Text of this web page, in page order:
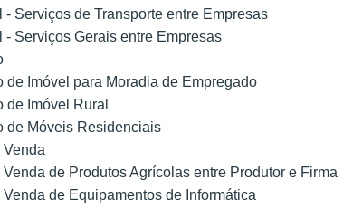
- Serviços de Transporte entre Empresas
- Serviços Gerais entre Empresas
de Imóvel para Moradia de Empregado
de Imóvel Rural
de Móveis Residenciais
Venda
de Produtos Agrícolas entre Produtor e Firma
de Equipamentos de Informática